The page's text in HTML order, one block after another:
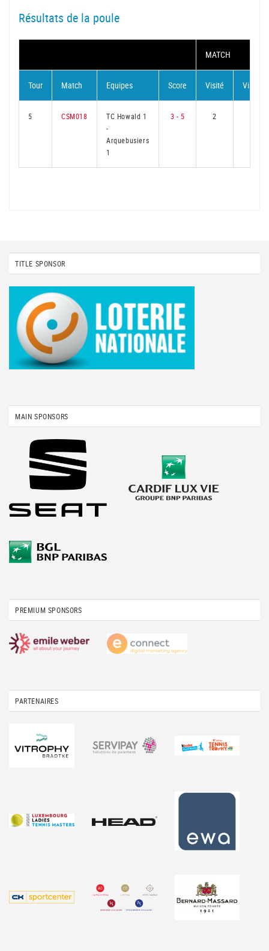
Résultats de la poule
MATCH
Tour Match Equipes Score Visité Visiteur
5 CSM018
TC Howald 1
-
Arquebusiers
1
3 - 5 2
TITLE SPONSOR
MAIN SPONSORS
PREMIUM SPONSORS
PARTENAIRES